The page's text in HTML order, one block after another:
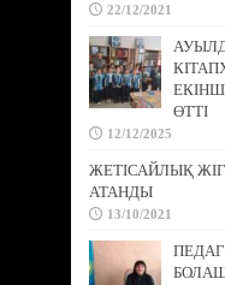
22/12/2021
ӨТТІ
12/12/2025
ЖЕТІСАЙЛЫҚ
АТАНДЫ
13/10/2021